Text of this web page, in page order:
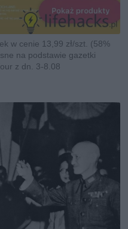
w cenie 13,99 zł/szt. (58%
na podstawie gazetki
z dn. 3-8.08